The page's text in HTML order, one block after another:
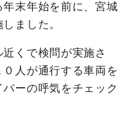
末年始を前に、宮城
ました。
くで検問が実施さ
人が通行する車両を
ーの呼気をチェック